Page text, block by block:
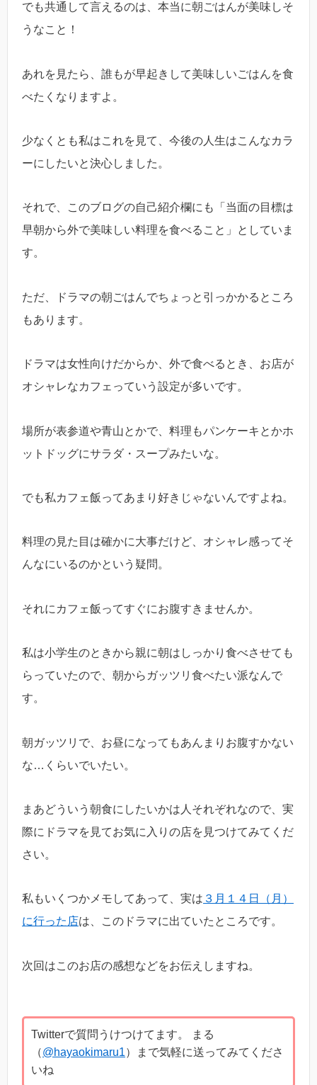
でも共通して言えるのは、本当に朝ごはんが美味しそ
うなこと！
あれを見たら、誰もが早起きして美味しいごはんを食
べたくなりますよ。
少なくとも私はこれを見て、今後の人生はこんなカラ
ーにしたいと決心しました。
それで、このブログの自己紹介欄にも「当面の目標は
早朝から外で美味しい料理を食べること」としていま
す。
ただ、ドラマの朝ごはんでちょっと引っかかるところ
もあります。
ドラマは女性向けだからか、外で食べるとき、お店が
オシャレなカフェっていう設定が多いです。
場所が表参道や青山とかで、料理もパンケーキとかホ
ットドッグにサラダ・スープみたいな。
でも私カフェ飯ってあまり好きじゃないんですよね。
料理の見た目は確かに大事だけど、オシャレ感ってそ
んなにいるのかという疑問。
それにカフェ飯ってすぐにお腹すきませんか。
私は小学生のときから親に朝はしっかり食べさせても
らっていたので、朝からガッツリ食べたい派なんで
す。
朝ガッツリで、お昼になってもあんまりお腹すかない
な…くらいでいたい。
まあどういう朝食にしたいかは人それぞれなので、実
際にドラマを見てお気に入りの店を見つけてみてくだ
さい。
私もいくつかメモしてあって、実は ３月１４日（月）
に行った店は、このドラマに出ていたところです。
次回はこのお店の感想などをお伝えしますね。
Twitterで質問うけつけてます。 まる
（@hayaokimaru1）まで気軽に送ってみてくださ
いね